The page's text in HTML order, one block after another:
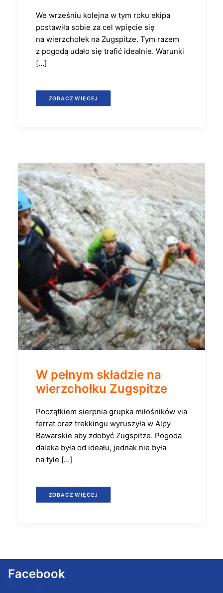
We wrześniu kolejna w tym roku ekipa
postawiła sobie za cel wpięcie się
na wierzchołek na Zugspitze. Tym razem
z pogodą udało się trafić idealnie. Warunki
[…]
ZOBACZ WIĘCEJ
W pełnym składzie na
wierzchołku Zugspitze
Początkiem sierpnia grupka miłośników via
ferrat oraz trekkingu wyruszyła w Alpy
Bawarskie aby zdobyć Zugspitze. Pogoda
daleka była od ideału, jednak nie była
na tyle […]
ZOBACZ WIĘCEJ
Facebook